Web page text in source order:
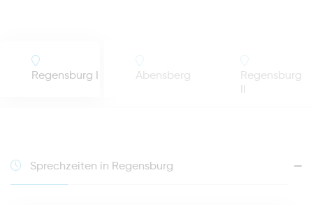
Regensburg I Abensberg
Regensburg
Sprechzeiten in Regensburg